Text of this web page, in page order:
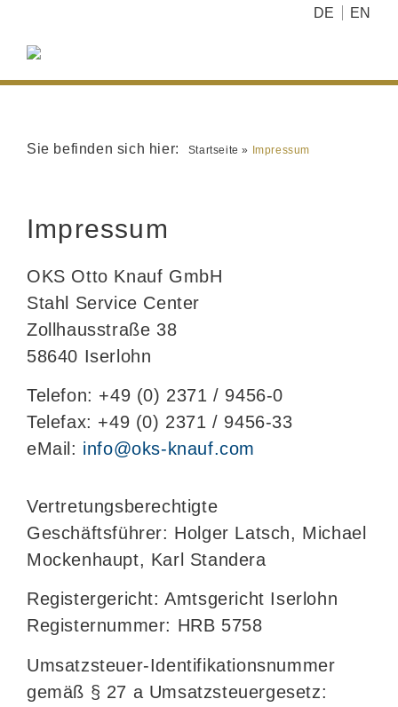
DE EN
Startseite » Impressum
Impressum
OKS Otto Knauf GmbH
Stahl Service Center
Zollhausstraße 38
58640 Iserlohn
Telefon: +49 (0) 2371 / 9456-0
Telefax: +49 (0) 2371 / 9456-33
eMail: info@oks-knauf.com
Vertretungsberechtigte
Geschäftsführer: Holger Latsch, Michael
Mockenhaupt, Karl Standera
Registergericht: Amtsgericht Iserlohn
Registernummer: HRB 5758
Umsatzsteuer-Identifikationsnummer
gemäß § 27 a Umsatzsteuergesetz: